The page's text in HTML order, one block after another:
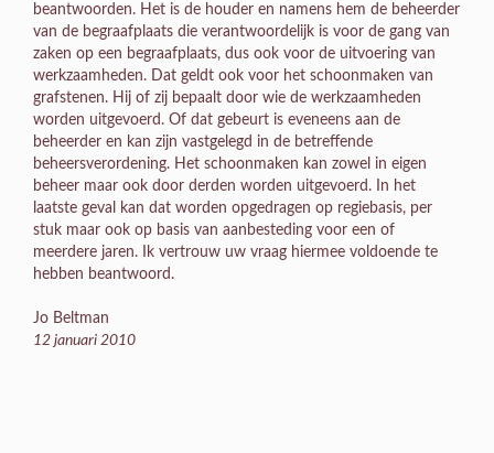
beantwoorden. Het is de houder en namens hem de beheerder
van de begraafplaats die verantwoordelijk is voor de gang van
zaken op een begraafplaats, dus ook voor de uitvoering van
werkzaamheden. Dat geldt ook voor het schoonmaken van
grafstenen. Hij of zij bepaalt door wie de werkzaamheden
worden uitgevoerd. Of dat gebeurt is eveneens aan de
beheerder en kan zijn vastgelegd in de betreffende
beheersverordening. Het schoonmaken kan zowel in eigen
beheer maar ook door derden worden uitgevoerd. In het
laatste geval kan dat worden opgedragen op regiebasis, per
stuk maar ook op basis van aanbesteding voor een of
meerdere jaren. Ik vertrouw uw vraag hiermee voldoende te
hebben beantwoord.
Jo Beltman
12 januari 2010